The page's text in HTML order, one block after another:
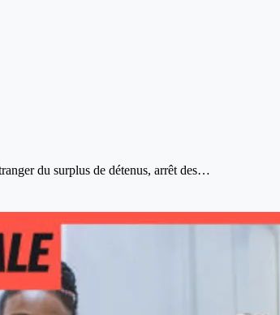
du surplus de détenus, arrêt des…